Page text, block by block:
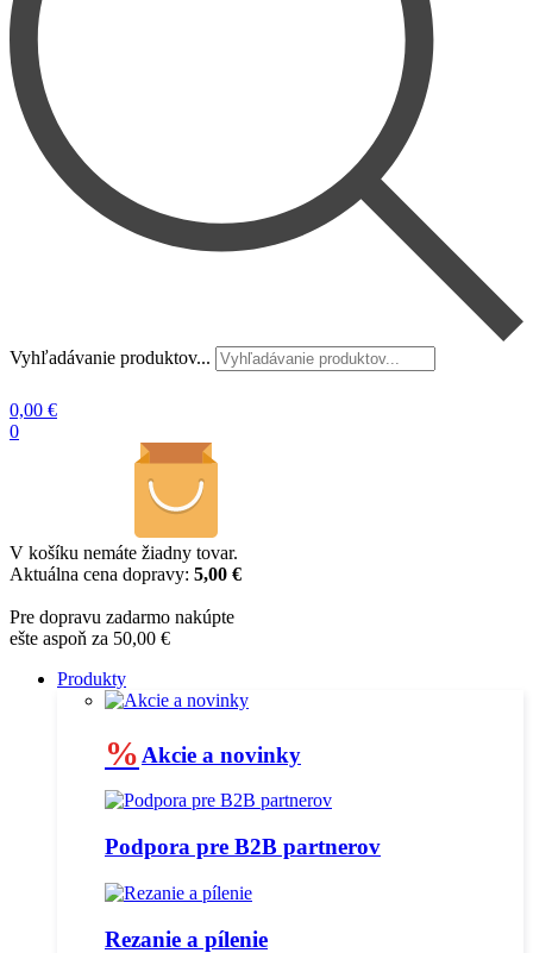
Vyhľadávanie produktov...
0,00 €
0
V košíku nemáte žiadny tovar.
Aktuálna cena dopravy: 5,00 €
Pre dopravu zadarmo nakúpte
ešte aspoň za 50,00 €
Produkty
% Akcie a novinky
Podpora pre B2B partnerov
Rezanie a pílenie